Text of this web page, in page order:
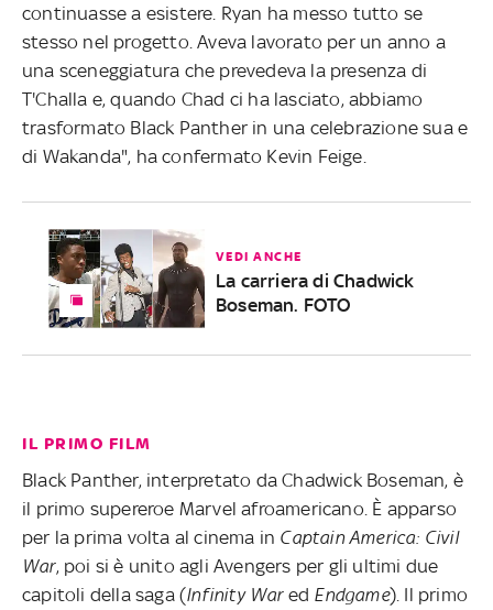
continuasse a esistere. Ryan ha messo tutto se
stesso nel progetto. Aveva lavorato per un anno a
una sceneggiatura che prevedeva la presenza di
T'Challa e, quando Chad ci ha lasciato, abbiamo
trasformato Black Panther in una celebrazione sua e
di Wakanda", ha confermato Kevin Feige.
VEDI ANCHE
La carriera di Chadwick
Boseman. FOTO
IL PRIMO FILM
Black Panther, interpretato da Chadwick Boseman, è
il primo supereroe Marvel afroamericano. È apparso
per la prima volta al cinema in Captain America: Civil
War, poi si è unito agli Avengers per gli ultimi due
capitoli della saga (Infinity Wared Endgame). Il primo